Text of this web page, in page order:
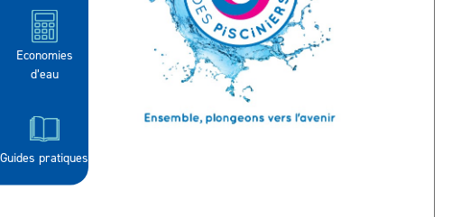
Economies
d’eau
Guides pratiques